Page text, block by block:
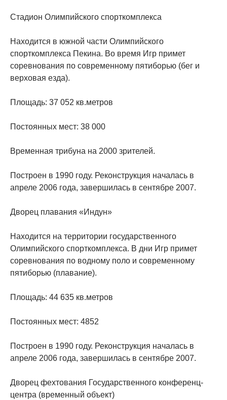
Стадион Олимпийского спорткомплекса
Находится в южной части Олимпийского
спорткомплекса Пекина. Во время Игр примет
соревнования по современному пятиборью (бег и
верховая езда).
Площадь: 37 052 кв.метров
Постоянных мест: 38 000
Временная трибуна на 2000 зрителей.
Построен в 1990 году. Реконструкция началась в
апреле 2006 года, завершилась в сентябре 2007.
Дворец плавания «Индун»
Находится на территории государственного
Олимпийского спорткомплекса. В дни Игр примет
соревнования по водному поло и современному
пятиборью (плавание).
Площадь: 44 635 кв.метров
Постоянных мест: 4852
Построен в 1990 году. Реконструкция началась в
апреле 2006 года, завершилась в сентябре 2007.
Дворец фехтования Государственного конференц-
центра (временный объект)